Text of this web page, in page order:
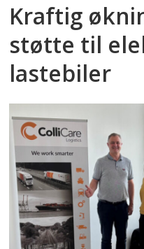
Kraftig
støtte til
lastebiler